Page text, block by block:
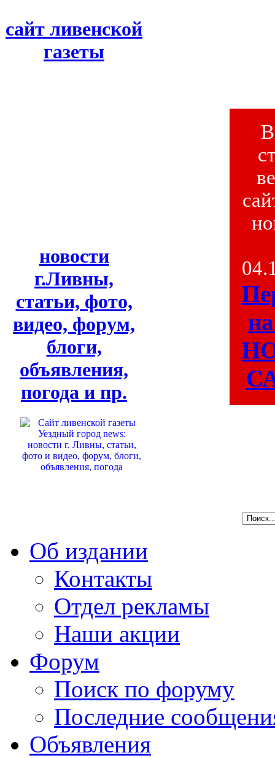
сайт ливенской
газеты
новости
г.Ливны,
статьи, фото,
видео, форум,
блоги,
объявления,
погода и пр.
Об издании
Контакты
Отдел рекламы
Наши акции
Форум
Поиск по форуму
Последние
Объявления